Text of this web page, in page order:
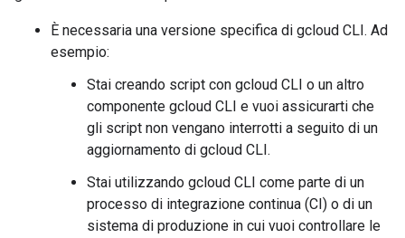
È necessaria una versione specifica di gcloud CLI. Ad
esempio:
Stai creando script con gcloud CLI o un altro
componente gcloud CLI e vuoi assicurarti che
gli script non vengano interrotti a seguito di un
aggiornamento di gcloud CLI.
Stai utilizzando gcloud CLI come parte di un
processo di integrazione continua (CI) o di un
sistema di produzione in cui vuoi controllare le